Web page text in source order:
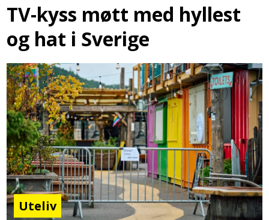
TV-kyss møtt med hyllest
og hat i Sverige
Uteliv